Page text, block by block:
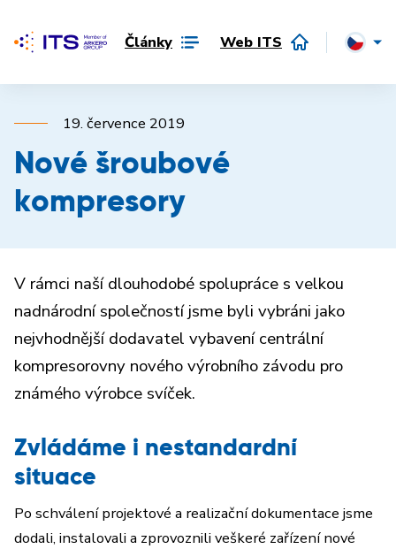
Články Web ITS
19. července 2019
Nové šroubové
kompresory
V rámci naší dlouhodobé spolupráce s velkou
nadnárodní společností jsme byli vybráni jako
nejvhodnější dodavatel vybavení centrální
kompresorovny nového výrobního závodu pro
známého výrobce svíček.
Zvládáme i nestandardní
situace
Po schválení projektové a realizační dokumentace jsme
dodali, instalovali a zprovoznili veškeré zařízení nové